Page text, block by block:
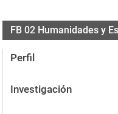
FB 02 Humanidades y
Perfil
Investigación